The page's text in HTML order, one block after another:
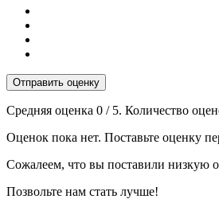
Отправить оценку
Средняя оценка 0 / 5. Количество
Оценок пока нет. Поставьте оценку
Сожалеем, что вы поставили низкую
Позвольте нам стать лучше!